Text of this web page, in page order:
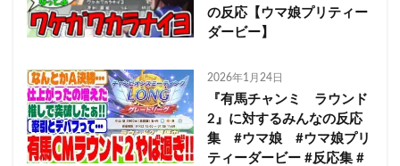
の反応【ウマ娘プリティー
ダービー】
2026年1月24日
『有馬チャンミ ラウンド
2』に対するみんなの反応
集 #ウマ娘 #ウマ娘プリ
ティーダービー #反応集 #